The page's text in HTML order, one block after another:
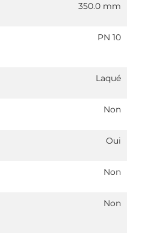
350.0 mm
PN 10
Laqué
Non
Oui
Non
Non